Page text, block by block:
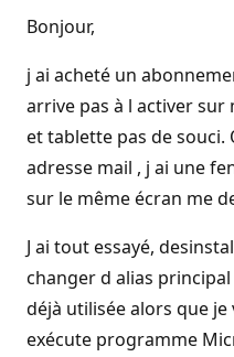
Bonjour,
j ai acheté un
arrive pas à l activer
et tablette pas de souci.
adresse mail , j ai une
sur le même écran me
J ai tout essayé,
changer d alias
déjà utilisée alors que je
exécute programme